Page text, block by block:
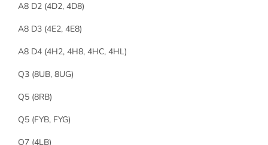
A8 D2 (4D2, 4D8)
A8 D3 (4E2, 4E8)
A8 D4 (4H2, 4H8, 4HC, 4HL)
Q3 (8UB, 8UG)
Q5 (8RB)
Q5 (FYB, FYG)
Q7 (4LB)